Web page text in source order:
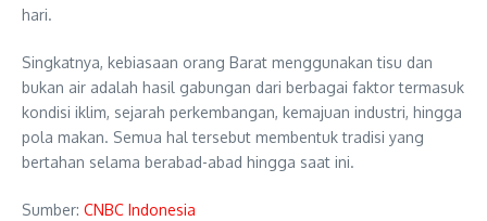
hari.
Singkatnya, kebiasaan orang Barat menggunakan tisu dan
bukan air adalah hasil gabungan dari berbagai faktor termasuk
kondisi iklim, sejarah perkembangan, kemajuan industri, hingga
pola makan. Semua hal tersebut membentuk tradisi yang
bertahan selama berabad-abad hingga saat ini.
Sumber: CNBC Indonesia